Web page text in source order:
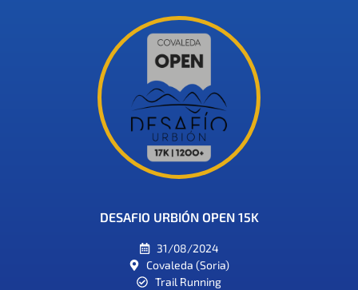
DESAFIO URBIÓN OPEN 15K
31/08/2024
Covaleda (Soria)
Trail Running